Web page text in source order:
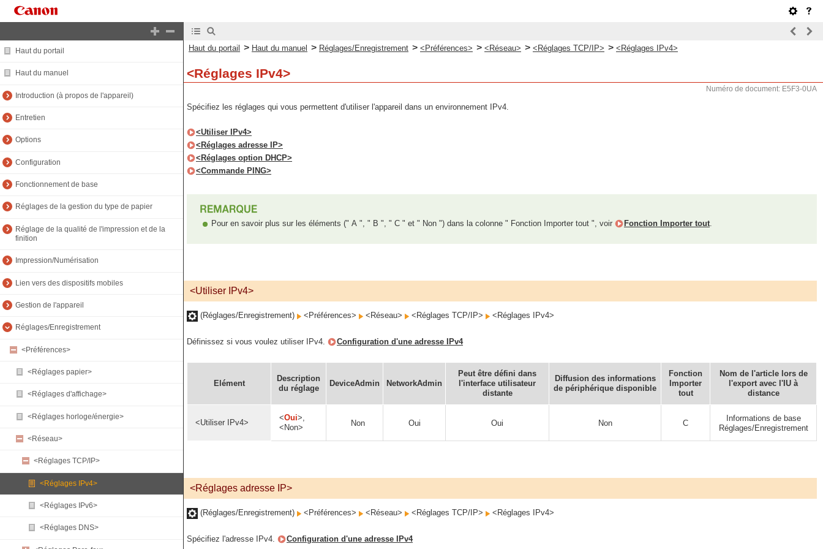
Haut du portail
Haut du manuel
Introduction (à propos de l'appareil)
Entretien
Options
Configuration
Fonctionnement de base
Réglages de la gestion du type de papier
Réglage de la qualité de l'impression et de la
finition
Impression/Numérisation
Lien vers des dispositifs mobiles
Gestion de l'appareil
Réglages/Enregistrement
<Préférences>
<Réglages papier>
<Réglages d'affichage>
<Réglages horloge/énergie>
<Réseau>
<Réglages TCP/IP>
<Réglages IPv4>
<Réglages IPv6>
<Réglages DNS>
Haut du portail > Haut du manuel > Réglages/Enregistrement > <Préférences> > <Réseau> > <Réglages TCP/IP> > <Réglages IPv4>
<Réglages IPv4>
Numéro de document: E5F3-0UA
Spécifiez les réglages qui vous permettent d'utiliser l'appareil dans un environnement IPv4.
<Utiliser IPv4>
<Réglages adresse IP>
<Réglages option DHCP>
<Commande PING>
Pour en savoir plus sur les éléments (" A ", " B ", " C " et " Non ") dans la colonne " Fonction Importer tout ", voir Fonction Importer tout.
<Utiliser IPv4>
(Réglages/Enregistrement) <Préférences> <Réseau> <Réglages TCP/IP> <Réglages IPv4>
Définissez si vous voulez utiliser IPv4. Configuration d'une adresse IPv4
Elément
Description
du réglage
DeviceAdmin NetworkAdmin
Peut être défini dans
l'interface utilisateur
distante
Diffusion des informations
de périphérique disponible
Fonction
Importer
tout
Nom de l'article lors de
l'export avec l'IU à
distance
<Utiliser IPv4>
<Oui>,
<Non>
Non Oui Oui Non C
Informations de base
Réglages/Enregistrement
<Réglages adresse IP>
(Réglages/Enregistrement) <Préférences> <Réseau> <Réglages TCP/IP> <Réglages IPv4>
Spécifiez l'adresse IPv4. Configuration d'une adresse IPv4